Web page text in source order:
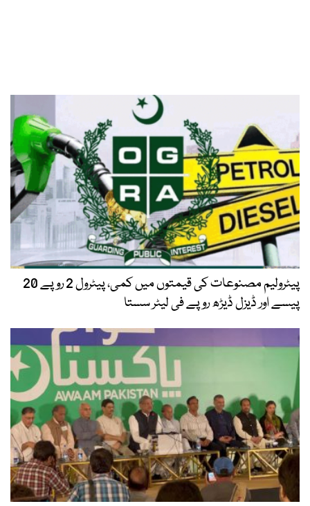
پیٹرولیم مصنوعات کی قیمتوں میں کمی، پیٹرول 2 روپے 20
پیسے اور ڈیزل ڈیڑھ روپے فی لیٹر سستا